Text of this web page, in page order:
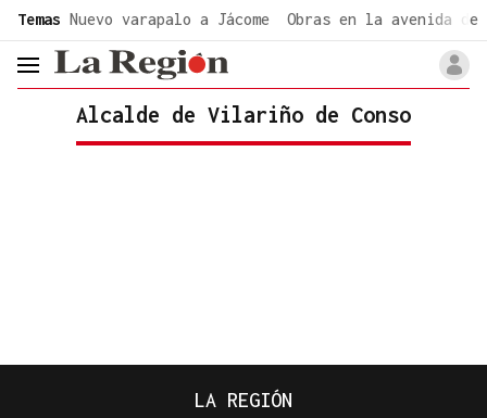
Temas Nuevo varapalo a Jácome Obras en la avenida de
header.menu.open
Alcalde de Vilariño de Conso
LA REGIÓN